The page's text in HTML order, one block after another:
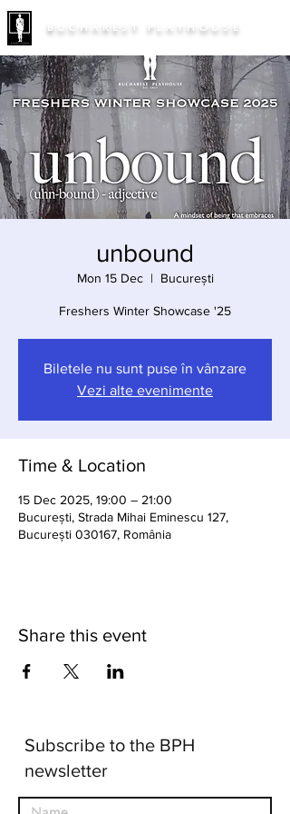
BUCHAREST PLAYHOUSE
unbound
Mon 15 Dec
  |
București
Freshers Winter Showcase '25
Biletele nu sunt puse în vânzare
Vezi alte evenimente
Time & Location
15 Dec 2025, 19:00 – 21:00
București, Strada Mihai Eminescu 127,
București 030167, România
Share this event
Subscribe to the BPH
newsletter